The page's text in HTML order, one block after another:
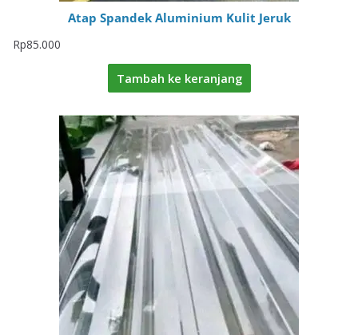
Atap Spandek Aluminium Kulit Jeruk
Rp85.000
Tambah ke keranjang